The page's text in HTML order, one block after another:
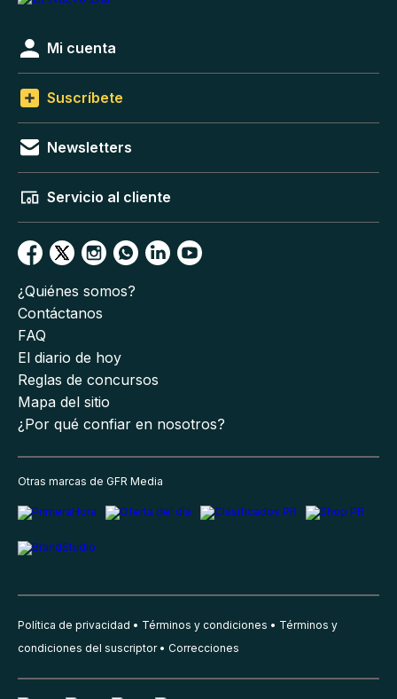
Mi cuenta
Suscríbete
Newsletters
Servicio al cliente
¿Quiénes somos?
Contáctanos
FAQ
El diario de hoy
Reglas de concursos
Mapa del sitio
¿Por qué confiar en nosotros?
Otras marcas de GFR Media
Política de privacidad Términos y condiciones
Términos y
condiciones del suscriptor
Correcciones